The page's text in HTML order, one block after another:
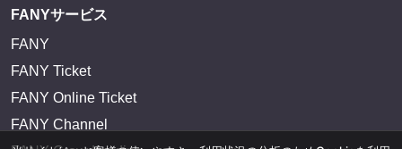
FANYサービス
FANY
FANY Ticket
FANY Online Ticket
FANY Channel